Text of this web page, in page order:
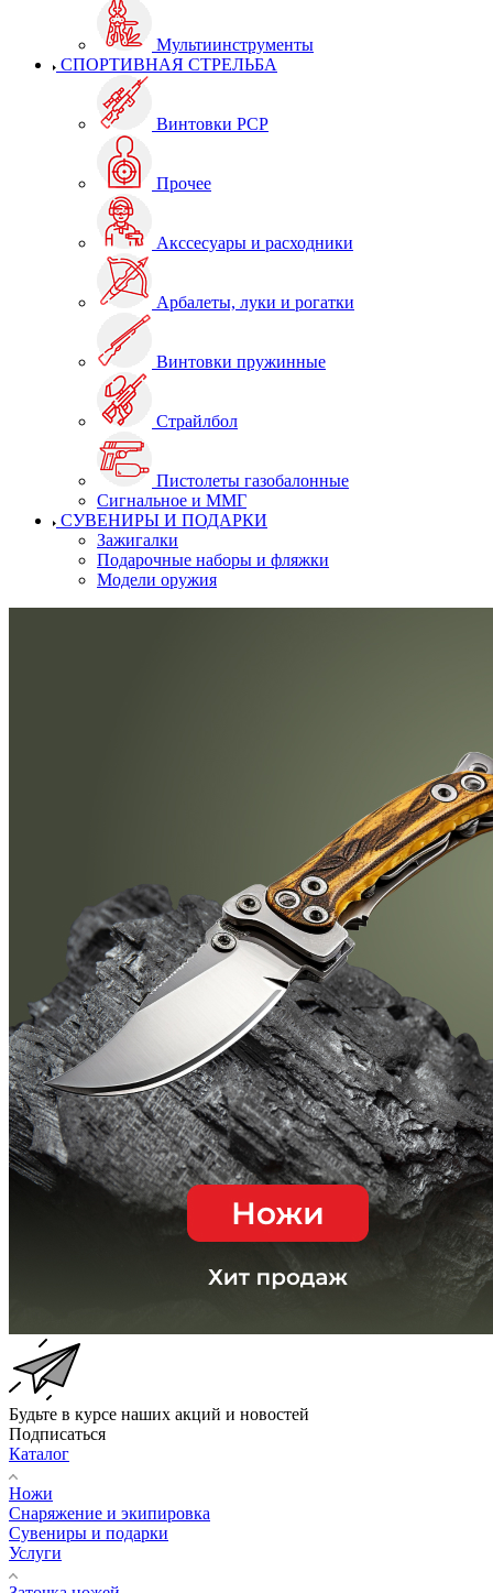
Мультиинструменты
СПОРТИВНАЯ СТРЕЛЬБА
Винтовки PCP
Прочее
Акссесуары и расходники
Арбалеты, луки и рогатки
Винтовки пружинные
Страйлбол
Пистолеты газобалонные
Сигнальное и ММГ
СУВЕНИРЫ И ПОДАРКИ
Зажигалки
Подарочные наборы и фляжки
Модели оружия
Будьте в курсе наших акций и новостей
Подписаться
Каталог
Ножи
Снаряжение и экипировка
Сувениры и подарки
Услуги